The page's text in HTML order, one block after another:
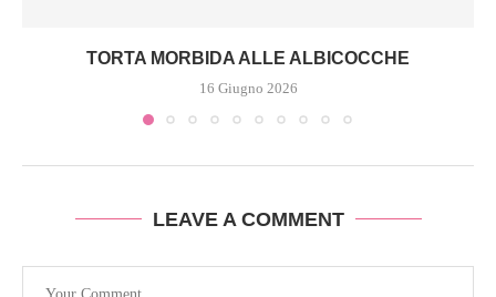
TORTA MORBIDA ALLE ALBICOCCHE
16 Giugno 2026
LEAVE A COMMENT